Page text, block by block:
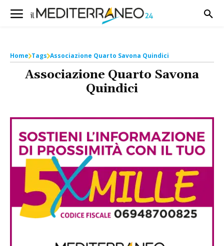
Home Tags Associazione Quarto Savona Quindici
Associazione Quarto Savona
Quindici